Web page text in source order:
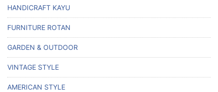
HANDICRAFT KAYU
FURNITURE ROTAN
GARDEN & OUTDOOR
VINTAGE STYLE
AMERICAN STYLE